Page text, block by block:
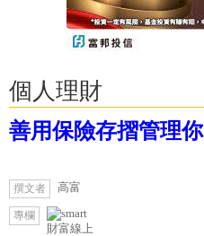
個人理財
善用保險存摺管理
撰文者 高富
專欄
財富線上